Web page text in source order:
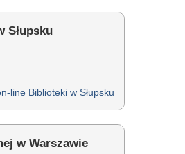
Słupsku
line Biblioteki w Słupsku
w Warszawie